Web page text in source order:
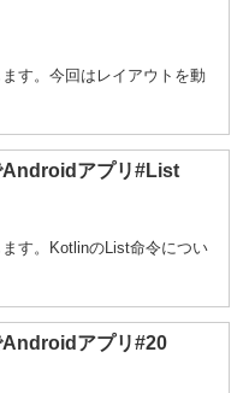
す。今回はレイアウトを動
アプリ#List
す。KotlinのList命令につい
アプリ#20